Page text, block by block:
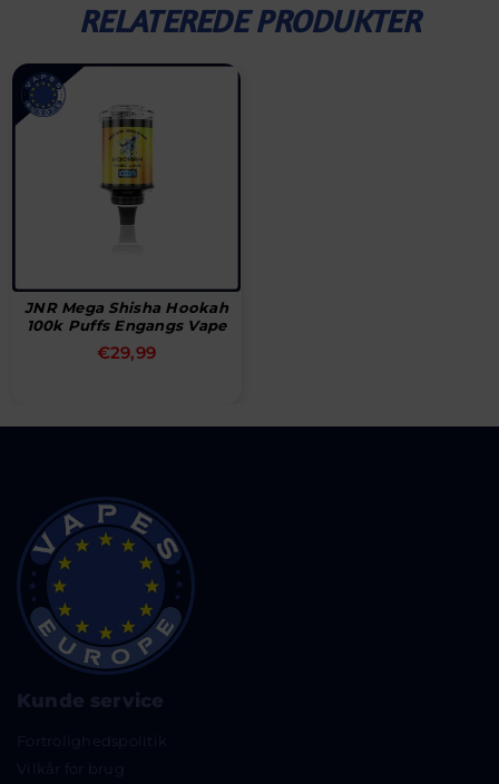
RELATEREDE PRODUKTER
JNR Mega Shisha Hookah
100k Puffs Engangs Vape
Normal
€29,99
Kunde service
Fortrolighedspolitik
Vilkår for brug